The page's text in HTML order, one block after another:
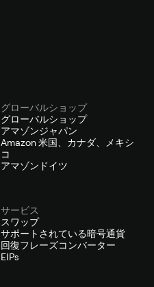
グローバルショップ
グローバルショップ
アマゾンジャパン
Amazon 米国、カナダ、メキシ
コ
アマゾンドイツ
サービス
スワップ
サポートされている暗号通貨
回復フレーズコンバーター
EIPs